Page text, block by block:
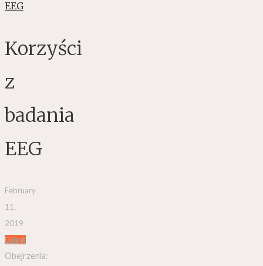
Korzyści
z
badania
EEG
February
11,
2019
Usługi
Obejrzenia: